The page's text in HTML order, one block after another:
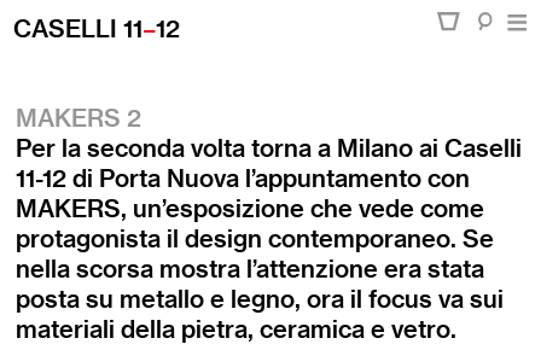
CASELLI 11–12
MAKERS 2
Per la seconda volta torna a Milano aiCaselli
11-12 di Porta Nuova l’appuntamento con
MAKERS, un’esposizione che vede come
protagonista il design contemporaneo. Se
nella scorsa mostra l’attenzione era stata
posta su metallo e legno, ora il focus va sui
materiali della pietra, ceramica e vetro.